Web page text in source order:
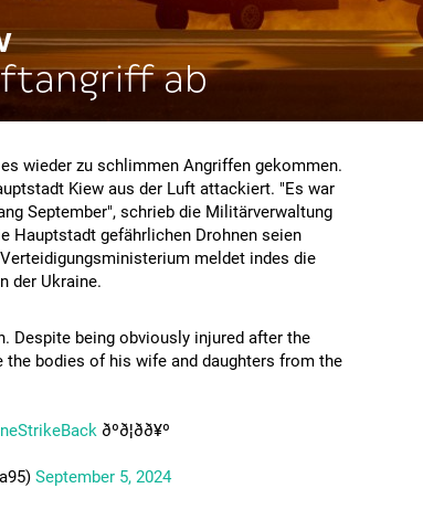
ab
wieder zu schlimmen Angriffen gekommen.
Kiew aus der Luft attackiert. "Es war
September", schrieb die Militärverwaltung
Hauptstadt gefährlichen Drohnen seien
meldet indes die
der Ukraine.
Despite being obviously injured after the
bodies of his wife and daughters from the
ðºð¦ðð¥º
September 5, 2024